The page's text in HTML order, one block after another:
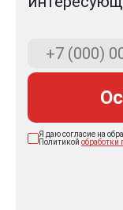
Я даю согласие на
Политикой обработки